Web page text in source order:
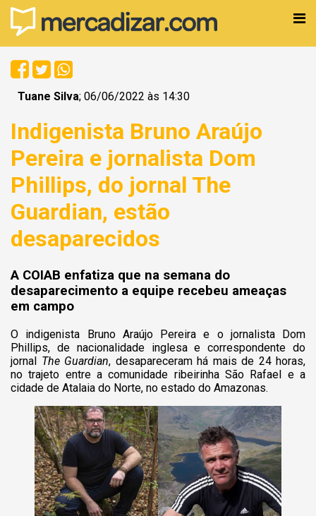
Tuane Silva; 06/06/2022 às 14:30
Indigenista Bruno Araújo
Pereira e jornalista Dom
Phillips, do jornal The
Guardian, estão
desaparecidos
A COIAB enfatiza que na semana do
desaparecimento a equipe recebeu ameaças
em campo
O indigenista Bruno Araújo Pereira e o jornalista Dom
Phillips, de nacionalidade inglesa e correspondente do
jornal The Guardian, desapareceram há mais de 24 horas,
no trajeto entre a comunidade ribeirinha São Rafael e a
cidade de Atalaia do Norte, no estado do Amazonas.